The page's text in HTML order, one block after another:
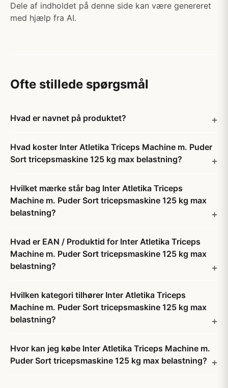
Dele af indholdet på denne side kan være genereret
med hjælp fra AI.
Ofte stillede spørgsmål
Hvad er navnet på produktet?
Hvad koster Inter Atletika Triceps Machine m. Puder
Sort tricepsmaskine 125 kg max belastning?
Hvilket mærke står bag Inter Atletika Triceps
Machine m. Puder Sort tricepsmaskine 125 kg max
belastning?
Hvad er EAN / Produktid for Inter Atletika Triceps
Machine m. Puder Sort tricepsmaskine 125 kg max
belastning?
Hvilken kategori tilhører Inter Atletika Triceps
Machine m. Puder Sort tricepsmaskine 125 kg max
belastning?
Hvor kan jeg købe Inter Atletika Triceps Machine m.
Puder Sort tricepsmaskine 125 kg max belastning?